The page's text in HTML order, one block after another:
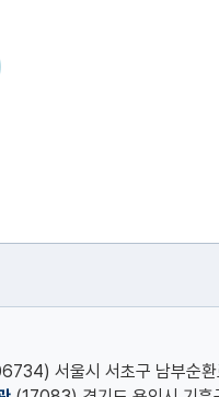
서울시 서초구 남부순